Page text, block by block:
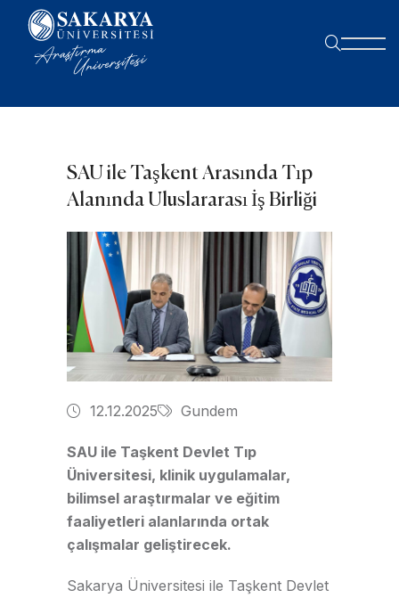
SAU ile Taşkent Arasında Tıp
Alanında Uluslararası İş Birliği
12.12.2025 Gundem
SAU ile Taşkent Devlet Tıp
Üniversitesi, klinik uygulamalar,
bilimsel araştırmalar ve eğitim
faaliyetleri alanlarında ortak
çalışmalar geliştirecek.
Sakarya Üniversitesi ile Taşkent Devlet